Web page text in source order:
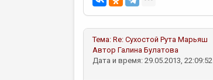
Тема: Re: Сухостой Рута Марьяш
Автор Галина Булатова
Дата и время: 29.05.2013, 22:09:52